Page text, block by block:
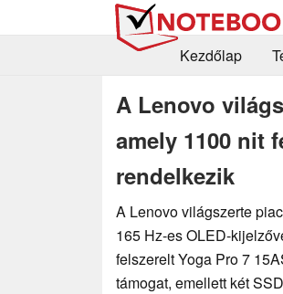
Kezdőlap
A Lenovo
amely 1100 nit
rendelkezik
A Lenovo világszerte
165 Hz-es OLED-
felszerelt Yoga Pro 7
támogat, emellett két